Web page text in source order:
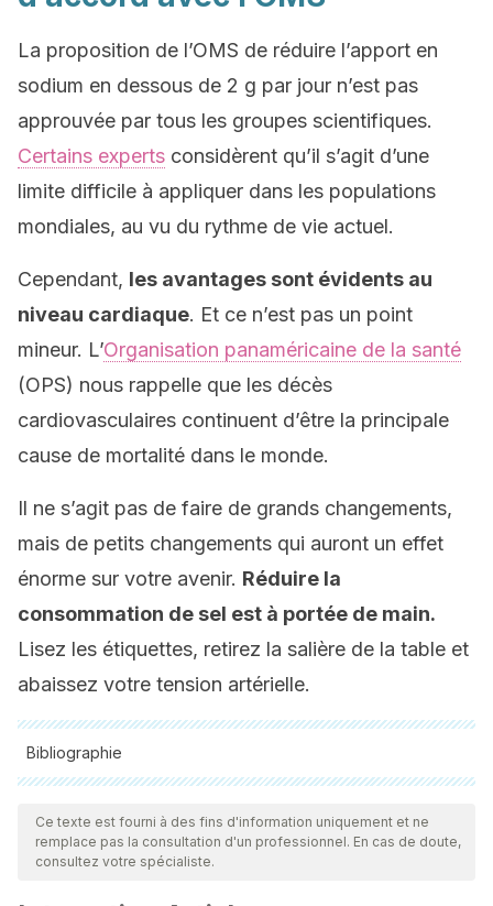
La proposition de l’OMS de réduire l’apport en
sodium en dessous de 2 g par jour n’est pas
approuvée par tous les groupes scientifiques.
Certains experts considèrent qu’il s’agit d’une
limite difficile à appliquer dans les populations
mondiales, au vu du rythme de vie actuel.
Cependant, les avantages sont évidents au
niveau cardiaque. Et ce n’est pas un point
mineur. L’Organisation panaméricaine de la santé
(OPS) nous rappelle que les décès
cardiovasculaires continuent d’être la principale
cause de mortalité dans le monde.
Il ne s’agit pas de faire de grands changements,
mais de petits changements qui auront un effet
énorme sur votre avenir. Réduire la
consommation de sel est à portée de main.
Lisez les étiquettes, retirez la salière de la table et
abaissez votre tension artérielle.
Bibliographie
Toutes les sources citées ont été examinées en profondeur
par notre équipe pour garantir leur qualité, leur fiabilité, leur
actualité et leur validité. La bibliographie de cet article a été
Ce texte est fourni à des fins d'information uniquement et ne
remplace pas la consultation d'un professionnel. En cas de doute,
consultez votre spécialiste.